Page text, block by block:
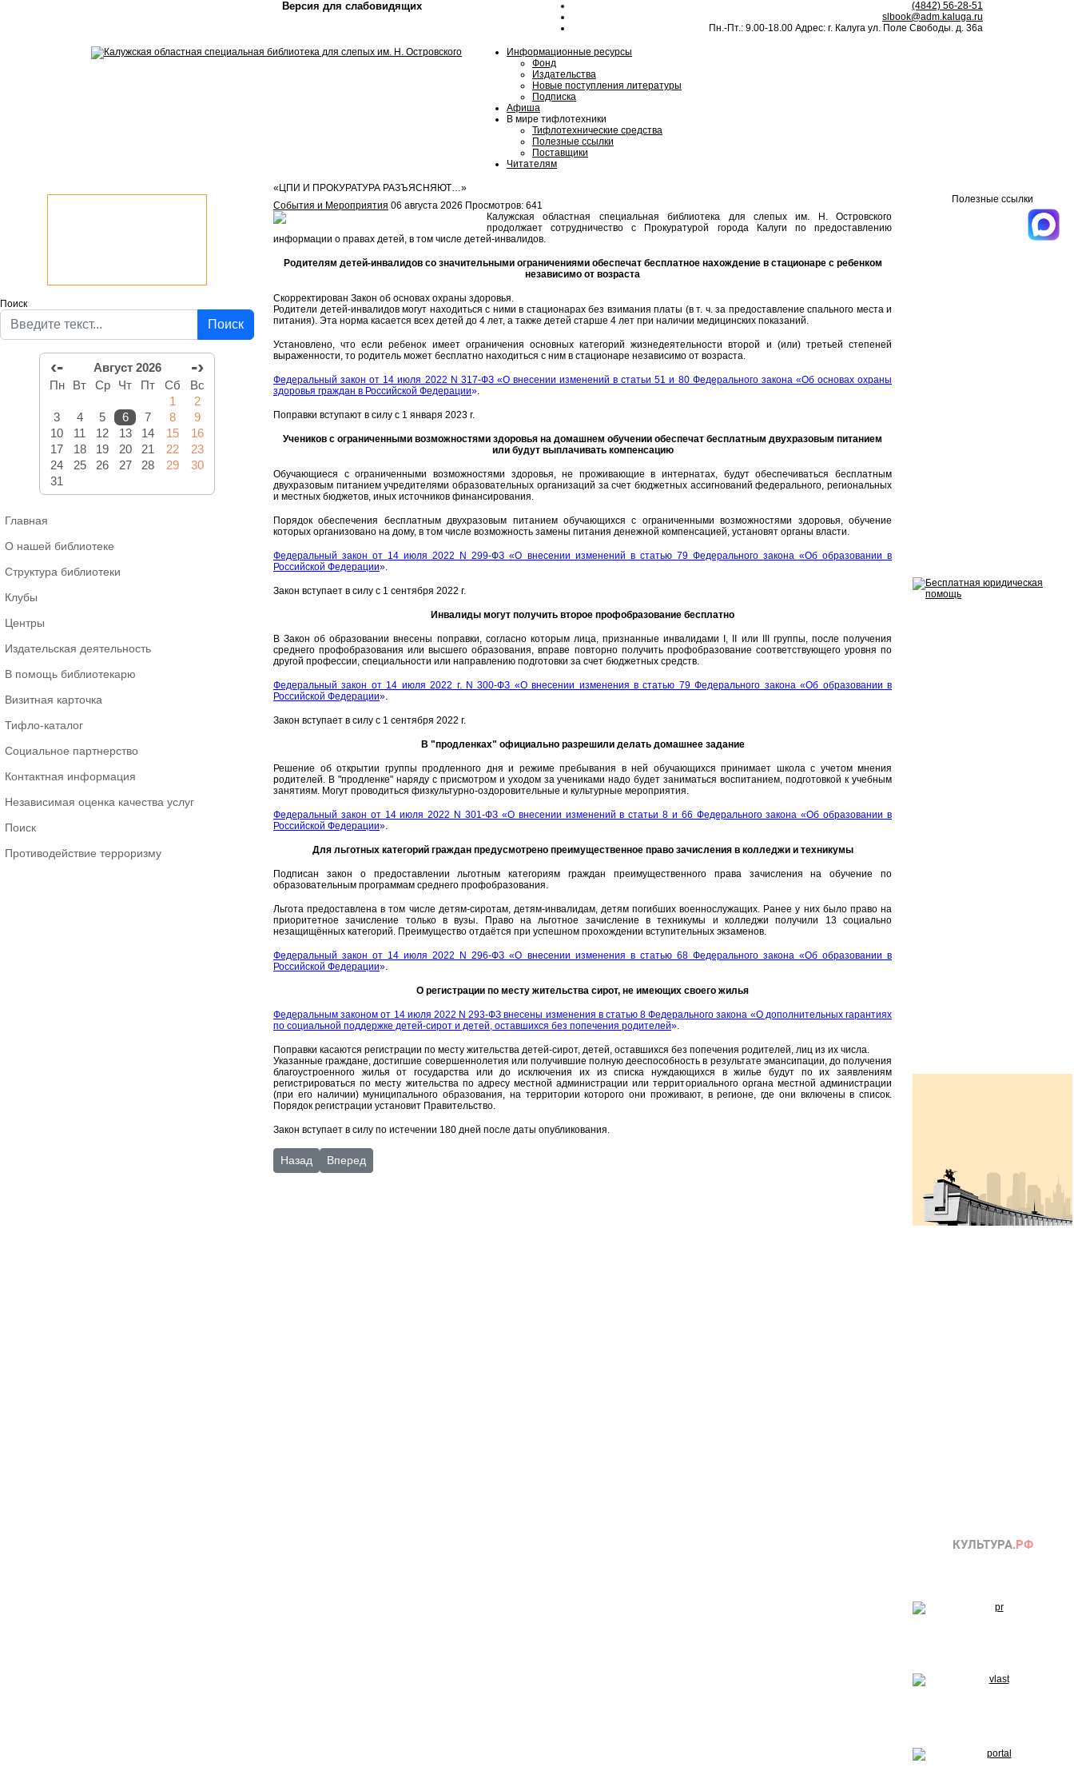
Версия для слабовидящих
(4842) 56-28-51
slbook@adm.kaluga.ru
Пн.-Пт.: 9.00-18.00 Адрес: г. Калуга ул. Поле Свободы. д. 36а
Информационные ресурсы
Фонд
Издательства
Новые поступления литературы
Подписка
Афиша
В мире тифлотехники
Тифлотехнические средства
Полезные ссылки
Поставщики
Читателям
Поиск
Поиск
‹- Август 2026 -›
Пн Вт Ср Чт Пт Сб
Вс
1
2
3
4 5 6 7 8
9
10
11 12 13 14 15
16
17
18 19 20 21 22
23
24
25 26 27 28 29
30
31
Главная
О нашей библиотеке
Структура библиотеки
Клубы
Центры
Издательская деятельность
В помощь библиотекарю
Визитная карточка
Тифло-каталог
Социальное партнерство
Контактная информация
Независимая оценка качества услуг
Поиск
Противодействие терроризму
«ЦПИ И ПРОКУРАТУРА РАЗЪЯСНЯЮТ…»
События и Мероприятия 06 августа 2026 Просмотров: 641
Калужская областная специальная библиотека для слепых им. Н. Островского
продолжает сотрудничество с Прокуратурой города Калуги по предоставлению
информации о правах детей, в том числе детей-инвалидов.
Родителям детей-инвалидов со значительными ограничениями обеспечат бесплатное нахождение в стационаре с ребенком
независимо от возраста
Скорректирован Закон об основах охраны здоровья.
Родители детей-инвалидов могут находиться с ними в стационарах без взимания платы (в т. ч. за предоставление спального места и
питания). Эта норма касается всех детей до 4 лет, а также детей старше 4 лет при наличии медицинских показаний.
Установлено, что если ребенок имеет ограничения основных категорий жизнедеятельности второй и (или) третьей степеней
выраженности, то родитель может бесплатно находиться с ним в стационаре независимо от возраста.
Федеральный закон от 14 июля 2022 N 317-ФЗ «О внесении изменений в статьи 51 и 80 Федерального закона «Об основах охраны
здоровья граждан в Российской Федерации».
Поправки вступают в силу с 1 января 2023 г.
Учеников с ограниченными возможностями здоровья на домашнем обучении обеспечат бесплатным двухразовым питанием
или будут выплачивать компенсацию
Обучающиеся с ограниченными возможностями здоровья, не проживающие в интернатах, будут обеспечиваться бесплатным
двухразовым питанием учредителями образовательных организаций за счет бюджетных ассигнований федерального, региональных
и местных бюджетов, иных источников финансирования.
Порядок обеспечения бесплатным двухразовым питанием обучающихся с ограниченными возможностями здоровья, обучение
которых организовано на дому, в том числе возможность замены питания денежной компенсацией, установят органы власти.
Федеральный закон от 14 июля 2022 N 299-ФЗ «О внесении изменений в статью 79 Федерального закона «Об образовании в
Российской Федерации».
Закон вступает в силу с 1 сентября 2022 г.
Инвалиды могут получить второе профобразование бесплатно
В Закон об образовании внесены поправки, согласно которым лица, признанные инвалидами I, II или III группы, после получения
среднего профобразования или высшего образования, вправе повторно получить профобразование соответствующего уровня по
другой профессии, специальности или направлению подготовки за счет бюджетных средств.
Федеральный закон от 14 июля 2022 г. N 300-ФЗ «О внесении изменения в статью 79 Федерального закона «Об образовании в
Российской Федерации».
Закон вступает в силу с 1 сентября 2022 г.
В "продленках" официально разрешили делать домашнее задание
Решение об открытии группы продленного дня и режиме пребывания в ней обучающихся принимает школа с учетом мнения
родителей. В "продленке" наряду с присмотром и уходом за учениками надо будет заниматься воспитанием, подготовкой к учебным
занятиям. Могут проводиться физкультурно-оздоровительные и культурные мероприятия.
Федеральный закон от 14 июля 2022 N 301-ФЗ «О внесении изменений в статьи 8 и 66 Федерального закона «Об образовании в
Российской Федерации».
Для льготных категорий граждан предусмотрено преимущественное право зачисления в колледжи и техникумы
Подписан закон о предоставлении льготным категориям граждан преимущественного права зачисления на обучение по
образовательным программам среднего профобразования.
Льгота предоставлена в том числе детям-сиротам, детям-инвалидам, детям погибших военнослужащих. Ранее у них было право на
приоритетное зачисление только в вузы. Право на льготное зачисление в техникумы и колледжи получили 13 социально
незащищённых категорий. Преимущество отдаётся при успешном прохождении вступительных экзаменов.
Федеральный закон от 14 июля 2022 N 296-ФЗ «О внесении изменения в статью 68 Федерального закона «Об образовании в
Российской Федерации».
О регистрации по месту жительства сирот, не имеющих своего жилья
Федеральным законом от 14 июля 2022 N 293-ФЗ внесены изменения в статью 8 Федерального закона «О дополнительных гарантиях
по социальной поддержке детей-сирот и детей, оставшихся без попечения родителей».
Поправки касаются регистрации по месту жительства детей-сирот, детей, оставшихся без попечения родителей, лиц из их числа.
Указанные граждане, достигшие совершеннолетия или получившие полную дееспособность в результате эмансипации, до получения
благоустроенного жилья от государства или до исключения их из списка нуждающихся в жилье будут по их заявлениям
регистрироваться по месту жительства по адресу местной администрации или территориального органа местной администрации
(при его наличии) муниципального образования, на территории которого они проживают, в регионе, где они включены в список.
Порядок регистрации установит Правительство.
Закон вступает в силу по истечении 180 дней после даты опубликования.
Предыдущий: «Прекрасные глаза – каждому!»
Назад Следующий: Всероссийский конкурс личных достижений пенсионеров «СПАСИБО ИНТЕРНЕТУ – 2022»
Вперед
Полезные ссылки